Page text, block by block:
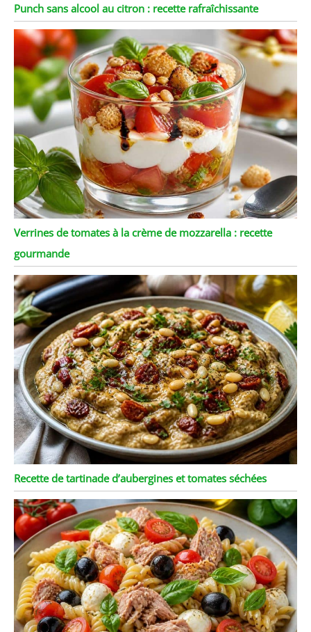
Punch sans alcool au citron : recette rafraîchissante
Verrines de tomates à la crème de mozzarella : recette
gourmande
Recette de tartinade d’aubergines et tomates séchées